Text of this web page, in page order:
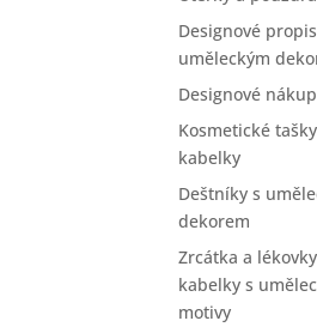
Designové
uměleckým
Designové
Kosmetické
kabelky
Deštníky s
dekorem
Zrcátka a
kabelky s
motivy